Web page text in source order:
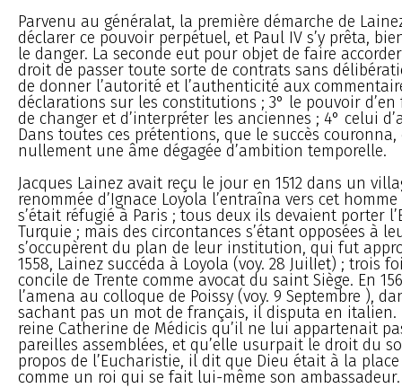
Parvenu au généralat, la première démarche de
déclarer ce pouvoir perpétuel, et Paul IV s’y prêta,
le danger. La seconde eut pour objet de faire
droit de passer toute sorte de contrats sans
de donner l’autorité et l’authenticité aux
déclarations sur les constitutions ; 3° le pouvoir d’en
de changer et d’interpréter les anciennes ; 4° celui
Dans toutes ces prétentions, que le succès couronna,
nullement une âme dégagée d’ambition temporelle.
Jacques Lainez avait reçu le jour en 1512 dans un
renommée d’Ignace Loyola l’entraîna vers cet
s’était réfugié à Paris ; tous deux ils devaient porter
Turquie ; mais des circontances s’étant opposées à
s’occupèrent du plan de leur institution, qui fut
1558, Lainez succéda à Loyola (voy. 28 JuilIet) ; trois
concile de Trente comme avocat du saint Siège. En
l’amena au colloque de Poissy (voy. 9 Septembre ),
sachant pas un mot de français, il disputa en italien.
reine Catherine de Médicis qu’il ne lui appartenait
pareilles assemblées, et qu’elle usurpait le droit du
propos de l’Eucharistie, il dit que Dieu était à la
comme un roi qui se fait lui-même son ambassadeur.